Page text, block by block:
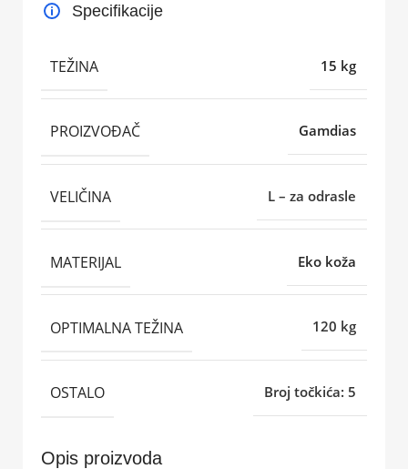
Specifikacije
TEŽINA 15 kg
PROIZVOĐAČ Gamdias
VELIČINA L – za odrasle
MATERIJAL Eko koža
OPTIMALNA TEŽINA 120 kg
OSTALO Broj točkića: 5
Opis proizvoda